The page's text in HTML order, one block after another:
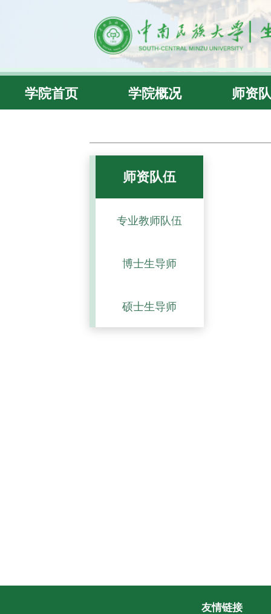
学院首页 学院概况 师资
师资队伍
专业教师队伍
博士生导师
硕士生导师
友情链接